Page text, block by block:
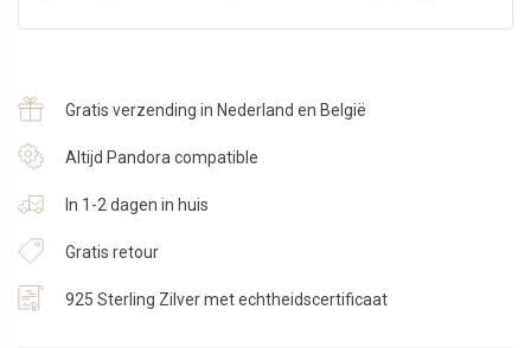
Gratis verzending in Nederland en België
Altijd Pandora compatible
In 1-2 dagen in huis
Gratis retour
925 Sterling Zilver met echtheidscertificaat